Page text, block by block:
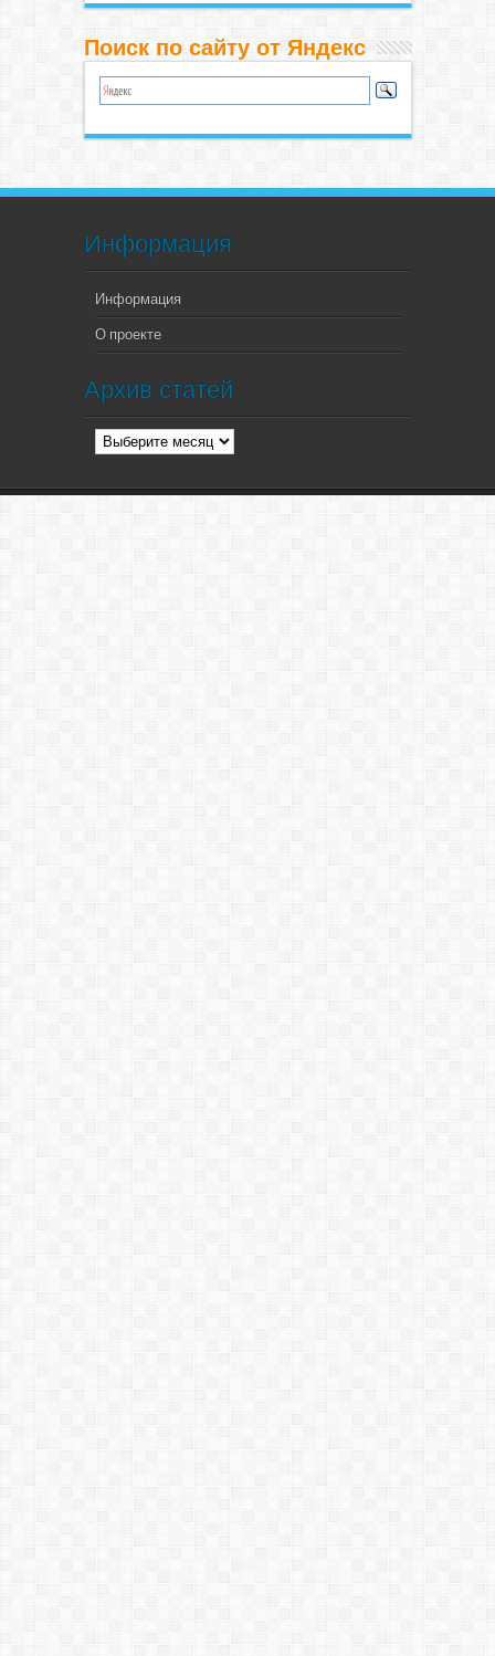
Поиск по сайту от Яндекс
Информация
Информация
О проекте
Архив статей
Архив
статей